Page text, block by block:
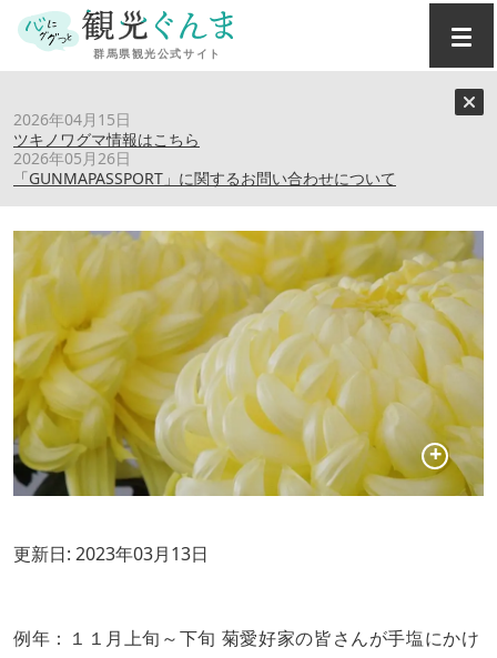
2026年04月15日
ツキノワグマ情報はこちら
2026年05月26日
「GUNMAPASSPORT」に関するお問い合わせについて
伊勢崎菊花大会
更新日: 2023年03月13日
例年：１１月上旬～下旬 菊愛好家の皆さんが手塩にかけ